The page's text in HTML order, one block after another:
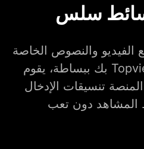
سلس
والنصوص الخاصة
بك ببساطة، يقوم Topview بمزجها بذكاء في
تنسيقات الإدخال